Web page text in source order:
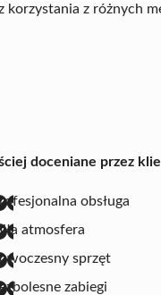
z różnych
doceniane przez
obsługa
atmosfera
sprzęt
zabiegi